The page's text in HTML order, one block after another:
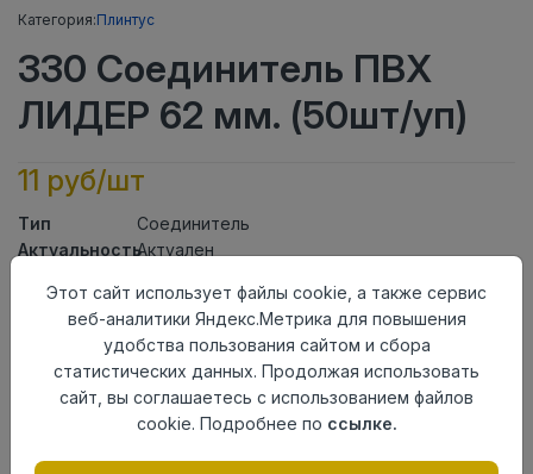
Категория:Плинтус
330 Соединитель ПВХ
ЛИДЕР 62 мм. (50шт/уп)
11 руб/шт
Тип
Соединитель
АктуальностьАктуален
Осталось102 шт
Добавить в корзину
Внимание! Внешний вид товара может отличаться от
представленного на настоящем сайте. Проверяйте
Этот сайт использует файлы cookie, а также сервис
веб-аналитики Яндекс.Метрика для повышения
удобства пользования сайтом и сбора
статистических данных. Продолжая использовать
сайт, вы соглашаетесь с использованием файлов
cookie. Подробнее по ссылке.